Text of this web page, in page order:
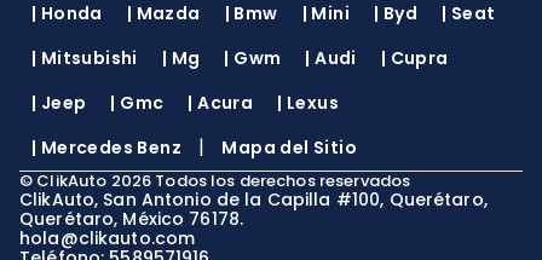
| Honda | Mazda | Bmw | Mini | Byd | Seat
| Mitsubishi | Mg | Gwm |Audi | Cupra
| Jeep | Gmc |Acura | Lexus
| Mercedes Benz | Mapa del Sitio
© ClikAuto 2026 Todos los derechos reservados
ClikAuto, San Antonio de la Capilla #100, Querétaro,
Querétaro, México 76178.
hola@clikauto.com